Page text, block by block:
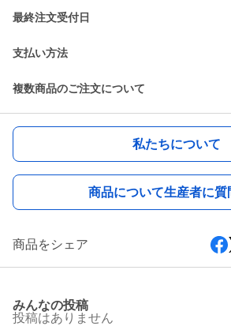
最終注文受付日
支払い方法
複数商品のご注文について
私たちについて
商品について生産者に質
商品をシェア
みんなの投稿
投稿はありません